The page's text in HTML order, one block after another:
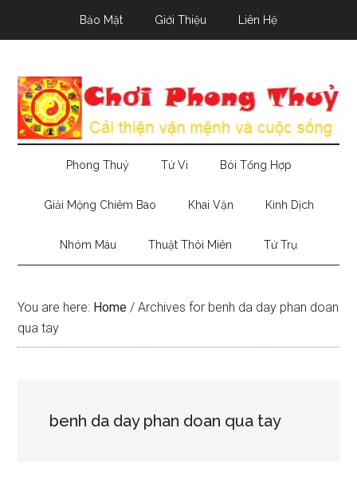
Bảo Mật Giới Thiệu Liên Hệ
Phong Thuỷ Tử Vi Bói Tổng Hợp
Giải Mộng Chiêm Bao Khai Vận Kinh Dịch
Nhóm Máu Thuật Thôi Miên Tứ Trụ
You are here: Home / Archives for benh da day phan doan
qua tay
benh da day phan doan qua tay